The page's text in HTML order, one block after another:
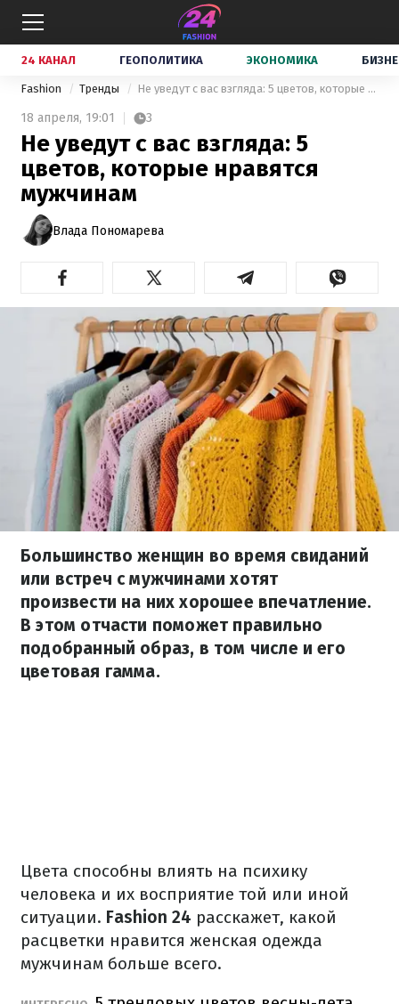
24 КАНАЛ ГЕОПОЛИТИКА ЭКОНОМИКА
Fashion Тренды Не уведут с вас взгляда: 5 цветов, которые нравятся мужчинам
18 апреля, 19:01 3
Не уведут с вас взгляда: 5
цветов, которые нравятся
мужчинам
Влада Пономарева
Большинство женщин во время свиданий
или встреч с мужчинами хотят
произвести на них хорошее впечатление.
В этом отчасти поможет правильно
подобранный образ, в том числе и его
цветовая гамма.
Цвета способны влиять на психику
человека и их восприятие той или иной
ситуации. Fashion 24 расскажет, какой
расцветки нравится женская одежда
мужчинам больше всего.